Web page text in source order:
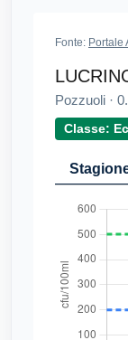
Fonte: Portale
Pozzuoli ·
Classe: